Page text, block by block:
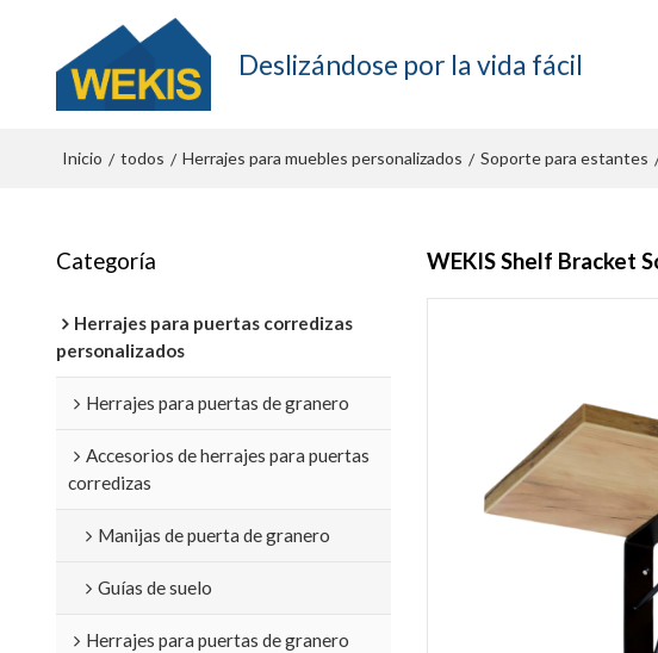
Deslizándose por la vida fácil
Inicio / todos / Herrajes para muebles personalizados / Soporte para estantes
Categoría
Herrajes para puertas corredizas
personalizados
Herrajes para puertas de granero
Accesorios de herrajes para puertas
corredizas
Manijas de puerta de granero
Guías de suelo
Herrajes para puertas de granero
WEKIS Shelf Bracket